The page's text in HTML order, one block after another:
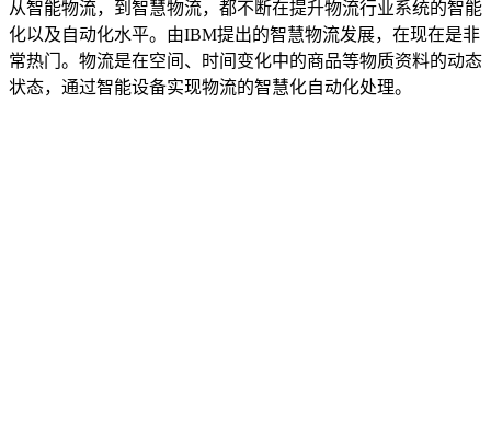
从智能物流，到智慧物流，都不断在提升物流行业系统的智能
化以及自动化水平。由IBM提出的智慧物流发展，在现在是非
常热门。物流是在空间、时间变化中的商品等物质资料的动态
状态，通过智能设备实现物流的智慧化自动化处理。